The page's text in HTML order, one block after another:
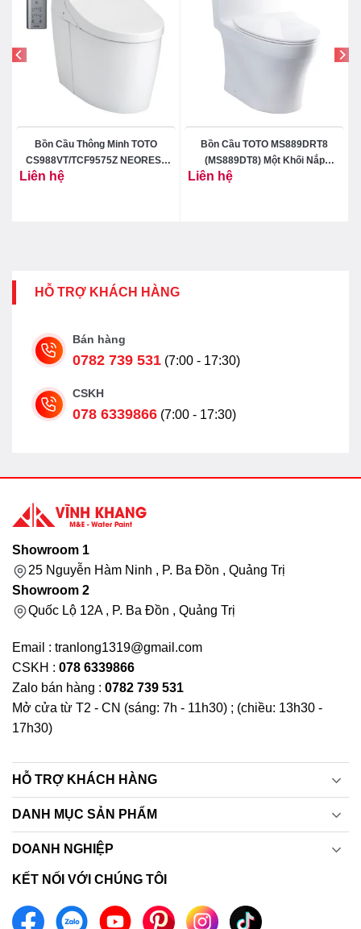
Bồn Cầu Thông Minh TOTO
CS988VT/TCF9575Z NEOREST
Liên hệ
Bồn Cầu TOTO MS889DRT8
(MS889DT8) Một Khối Nắp
Liên hệ
HỖ TRỢ KHÁCH HÀNG
Bán hàng
0782 739 531 (7:00 - 17:30)
CSKH
078 6339866 (7:00 - 17:30)
Showroom 1
25 Nguyễn Hàm Ninh , P. Ba Đồn , Quảng Trị
Showroom 2
Quốc Lộ 12A , P. Ba Đồn , Quảng Trị
Email : tranlong1319@gmail.com
CSKH : 078 6339866
Zalo bán hàng : 0782 739 531
Mở cửa từ T2 - CN (sáng: 7h - 11h30) ; (chiều: 13h30 -
17h30)
HỖ TRỢ KHÁCH HÀNG
DANH MỤC SẢN PHẨM
DOANH NGHIỆP
KẾT NỐI VỚI CHÚNG TÔI